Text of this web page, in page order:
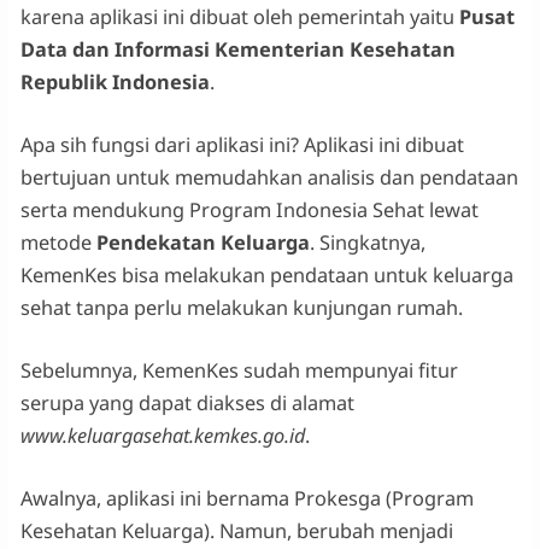
karena aplikasi ini dibuat oleh pemerintah yaitu Pusat
Data dan Informasi Kementerian Kesehatan
Republik Indonesia.
Apa sih fungsi dari aplikasi ini? Aplikasi ini dibuat
bertujuan untuk memudahkan analisis dan pendataan
serta mendukung Program Indonesia Sehat lewat
metode Pendekatan Keluarga. Singkatnya,
KemenKes bisa melakukan pendataan untuk keluarga
sehat tanpa perlu melakukan kunjungan rumah.
Sebelumnya, KemenKes sudah mempunyai fitur
serupa yang dapat diakses di alamat
www.keluargasehat.kemkes.go.id.
Awalnya, aplikasi ini bernama Prokesga (Program
Kesehatan Keluarga). Namun, berubah menjadi